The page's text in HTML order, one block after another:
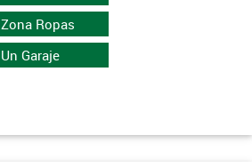
Zona Ropas
Un Garaje